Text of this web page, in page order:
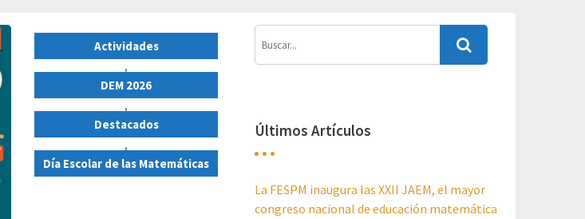
Actividades
,
DEM 2026
,
Destacados
,
Día Escolar de las Matemáticas
Últimos Artículos
La FESPM inaugura las XXII JAEM, el mayor
congreso nacional de educación matemática